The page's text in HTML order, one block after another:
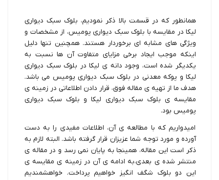
همانطور که در قسمت بالا ذکر نمودیم، بلوک سبک دیواری
لیکا در مقایسه با بلوک سبک دیواری پومیس، از مشخصات و
ویژگی های مشابه ای برخوردار هستند. همچنین تنها دلیل
اینکه موجب ایجاد برخی مزایای متفاوت آن ها نسبت به
یکدیگر شده است، وجود دانه ی لیکا در بلوک سبک دیواری
لیکا و پوکه معدنی در بلوک سبک دیواری پومیس می باشد.
هدف ما از تهیه ی مقاله فوق، قرار دادن اطلاعاتی در زمینه ی
مقایسه ی بلوک سبک دیواری لیکا و بلوک سبک دیواری
پومیس بود.
امیدواریم که با مطالعه ی آن، اطلاعات مفیدی را به دست
آورده و مورد توجه شما عزیزان قرار گرفته باشد. البته لازم به
ذکر است این مقاله، همینجا به پایان نمی رسد و در مقاله ی
منتشر شده ی بعدی،به ادامه ی آن در زمینه ی مقایسه ی
این دو بلوک شگف انگیز خواهیم پرداخت. خواهشمندیم